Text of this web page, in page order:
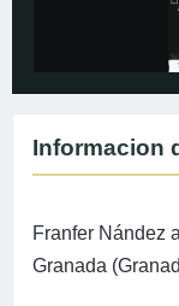
Informacion
Franfer Nández
Granada